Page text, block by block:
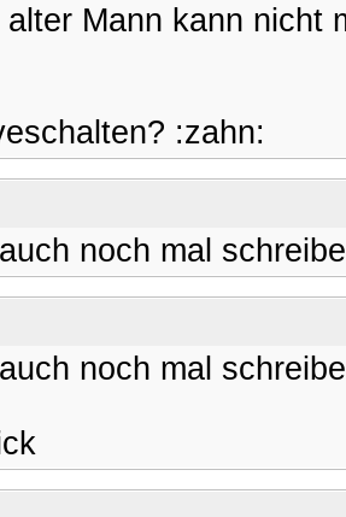
Mann kann nicht
:zahn:
noch mal
noch mal